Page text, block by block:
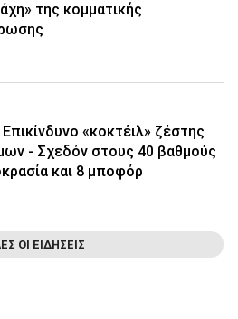
της κομματικής
«κοκτέιλ» ζέστης
- Σχεδόν στους 40 βαθμούς
και 8 μποφόρ
ΟΙ ΕΙΔΗΣΕΙΣ